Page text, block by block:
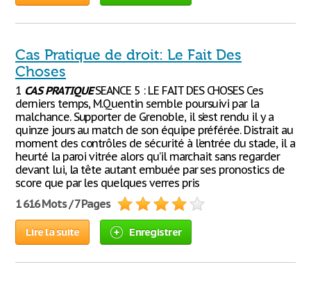
Cas Pratique de droit: Le Fait Des
Choses
1 CAS PRATIQUESEANCE 5 : LE FAIT DES CHOSES Ces
derniers temps, M.Quentin semble poursuivi par la
malchance. Supporter de Grenoble, il s’est rendu il y a
quinze jours au match de son équipe préférée. Distrait au
moment des contrôles de sécurité à l’entrée du stade, il a
heurté la paroi vitrée alors qu’il marchait sans regarder
devant lui, la tête autant embuée par ses pronostics de
score que par les quelques verres pris
1 616 Mots / 7 Pages
Lire la suite Enregistrer